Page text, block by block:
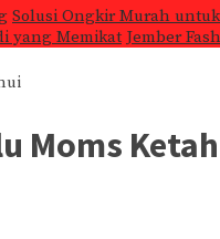
Solusi Ongkir Murah
yang Memikat Jember
Moms